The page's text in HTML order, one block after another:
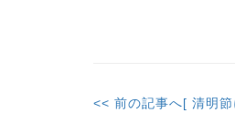
<< 前の記事へ[ 清明